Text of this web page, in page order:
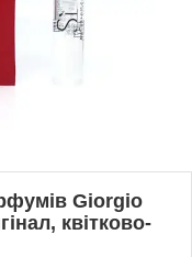
Giorgio
квітково-